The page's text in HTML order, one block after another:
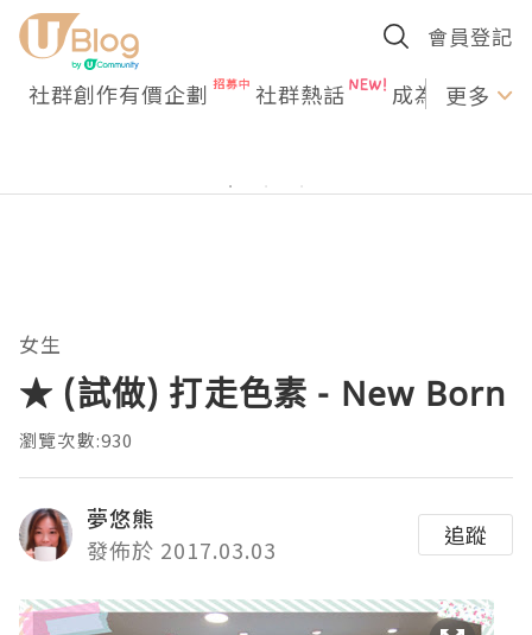
會員登記
社群創作有價企劃 社群熱話 成為U更多
女生
★ (試做) 打走色素 - New Born
瀏覽次數:930
夢悠熊
發佈於 2017.03.03
追蹤